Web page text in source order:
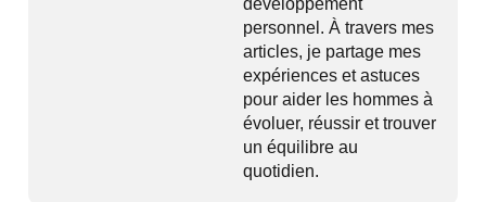
personnel. À travers mes
articles, je partage mes
expériences et astuces
pour aider les hommes à
évoluer, réussir et trouver
un équilibre au
quotidien.